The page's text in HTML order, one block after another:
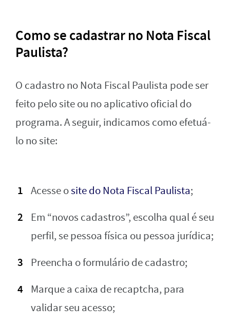
Como se cadastrar no Nota Fiscal
Paulista?
O cadastro no Nota Fiscal Paulista pode ser
feito pelo site ou no aplicativo oficial do
programa. A seguir, indicamos como efetuá-
lo no site:
Acesse osite do Nota Fiscal Paulista;
Em “novos cadastros”, escolha qual é seu
perfil, se pessoa física ou pessoa jurídica;
Preencha o formulário de cadastro;
Marque a caixa de recaptcha, para
validar seu acesso;